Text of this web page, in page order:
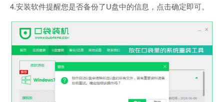
4.安装软件提醒您是否备份了U盘中的信息，点击确定即可。